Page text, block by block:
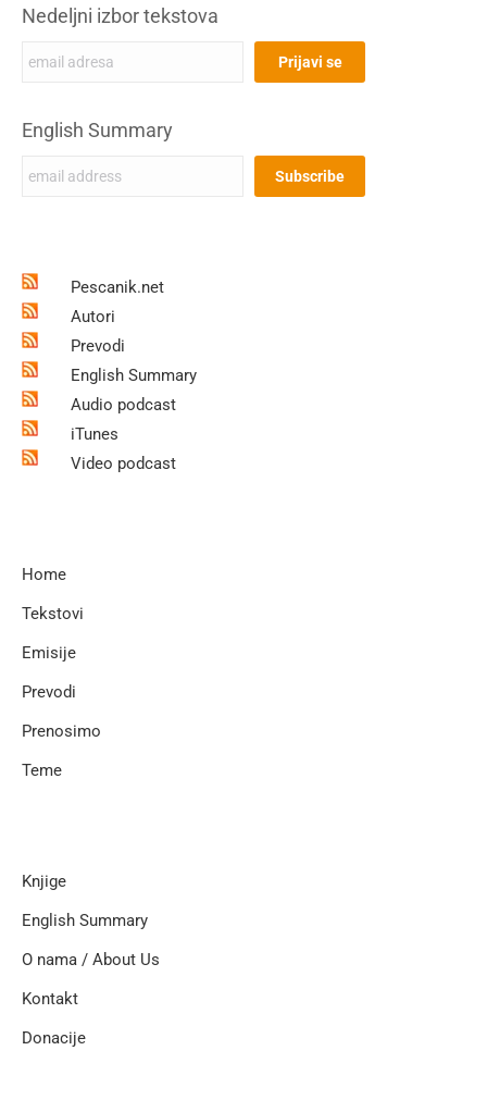
Nedeljni izbor tekstova
English Summary
Pescanik.net
Autori
Prevodi
English Summary
Audio podcast
iTunes
Video podcast
Home
Tekstovi
Emisije
Prevodi
Prenosimo
Teme
Knjige
English Summary
O nama / About Us
Kontakt
Donacije